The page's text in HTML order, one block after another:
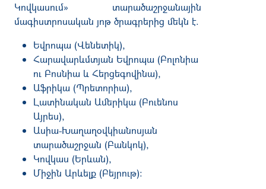
Կովկասում» տարածաշրջանային
մագիստրոսական յոթ ծրագրերից մեկն է.
Եվրոպա (Վենետիկ),
Հարավարևմտյան Եվրոպա (Բոլոնիա
ու Բոսնիա և Հերցեգովինա),
Աֆրիկա (Պրետորիա),
Լատինական Ամերիկա (Բուենոս
Այրես),
Ասիա-Խաղաղօվկիանոսյան
տարածաշրջան (Բանկոկ),
Կովկաս (Երևան),
Միջին Արևելք (Բեյրութ)։